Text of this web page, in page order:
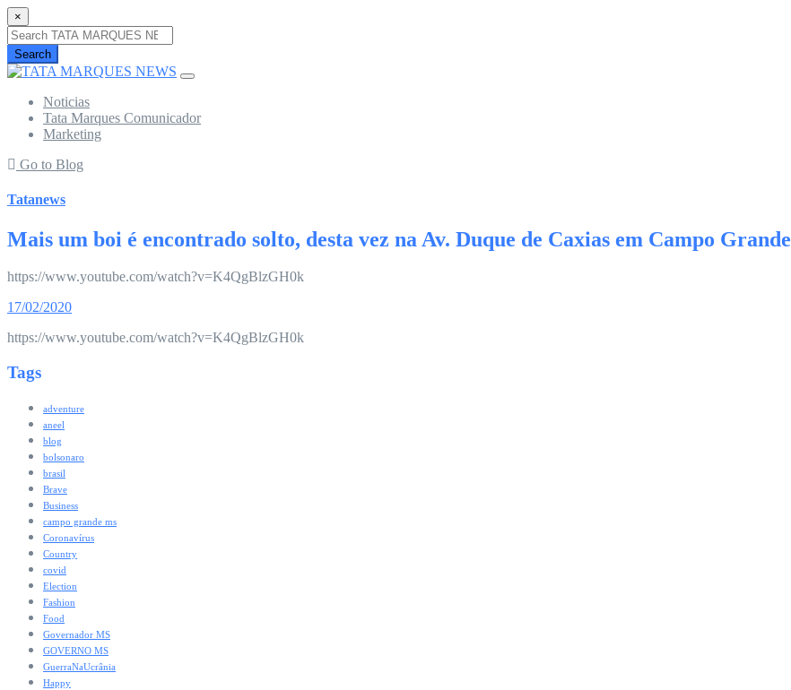
×
Search
Noticias
Tata Marques Comunicador
Marketing
Go to Blog
Tatanews
Mais um boi é encontrado solto, desta vez na Av. Duque de Caxias em Campo Grande
https://www.youtube.com/watch?v=K4QgBlzGH0k
17/02/2020
https://www.youtube.com/watch?v=K4QgBlzGH0k
Tags
adventure
aneel
blog
bolsonaro
brasil
Brave
Business
campo grande ms
Coronavírus
Country
covid
Election
Fashion
Food
Governador MS
GOVERNO MS
GuerraNaUcrânia
Happy